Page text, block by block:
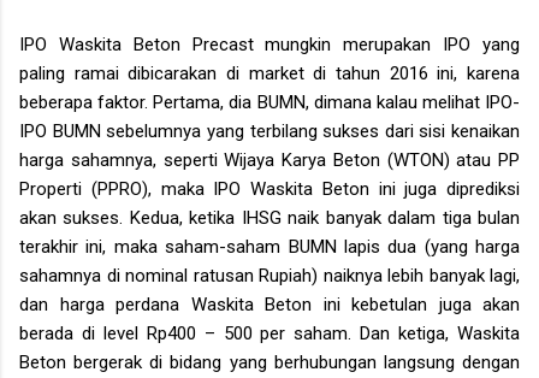
IPO Waskita Beton Precast mungkin merupakan IPO yang
paling ramai dibicarakan di market di tahun 2016 ini, karena
beberapa faktor. Pertama, dia BUMN, dimana kalau melihat IPO-
IPO BUMN sebelumnya yang terbilang sukses dari sisi kenaikan
harga sahamnya, seperti Wijaya Karya Beton (WTON) atau PP
Properti (PPRO), maka IPO Waskita Beton ini juga diprediksi
akan sukses. Kedua, ketika IHSG naik banyak dalam tiga bulan
terakhir ini, maka saham-saham BUMN lapis dua (yang harga
sahamnya di nominal ratusan Rupiah) naiknya lebih banyak lagi,
dan harga perdana Waskita Beton ini kebetulan juga akan
berada di level Rp400 – 500 per saham. Dan ketiga, Waskita
Beton bergerak di bidang yang berhubungan langsung dengan